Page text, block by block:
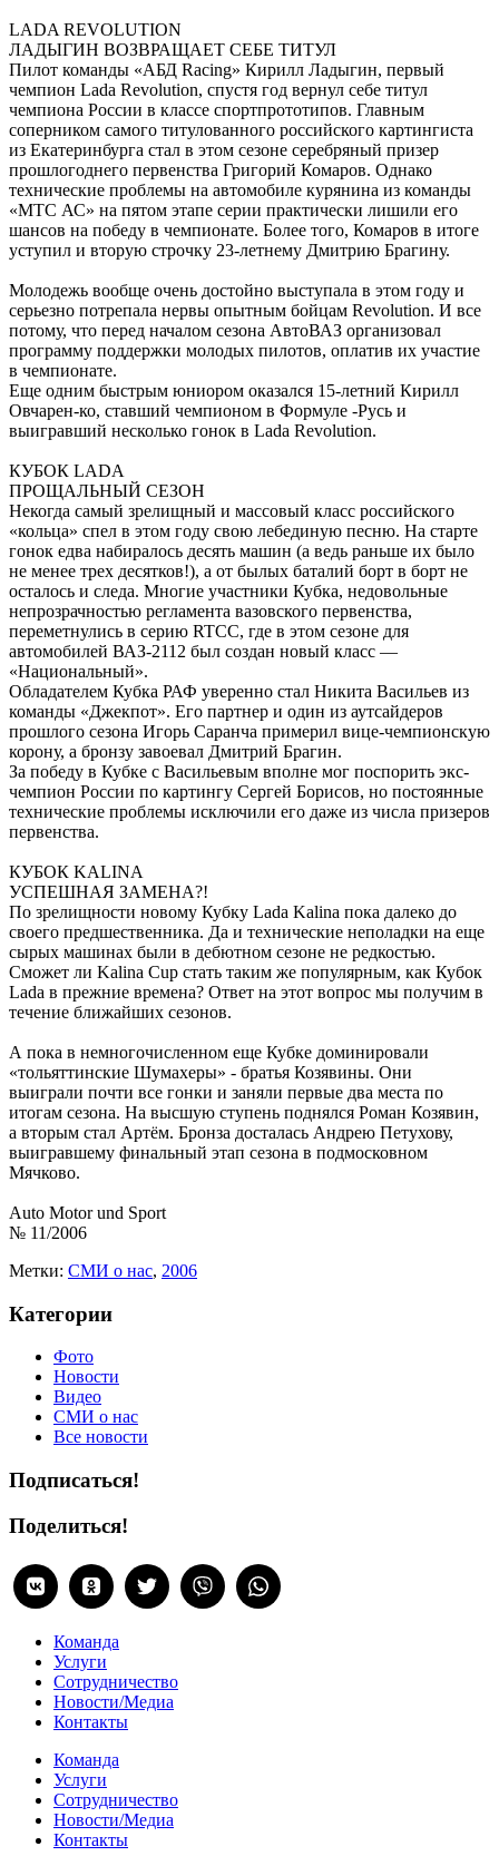
LADA REVOLUTION
ЛАДЫГИН ВОЗВРАЩАЕТ СЕБЕ ТИТУЛ
Пилот команды «АБД Racing» Кирилл Ладыгин, первый
чемпион Lada Revolution, спустя год вернул себе титул
чемпиона России в классе спортпрототипов. Главным
соперником самого титулованного российского картингиста
из Екатеринбурга стал в этом сезоне серебряный призер
прошлогоднего первенства Григорий Комаров. Однако
технические проблемы на автомобиле курянина из команды
«МТС АС» на пятом этапе серии практически лишили его
шансов на победу в чемпионате. Более того, Комаров в итоге
уступил и вторую строчку 23-летнему Дмитрию Брагину.
Молодежь вообще очень достойно выступала в этом году и
серьезно потрепала нервы опытным бойцам Revolution. И все
потому, что перед началом сезона АвтоВАЗ организовал
программу поддержки молодых пилотов, оплатив их участие
в чемпионате.
Еще одним быстрым юниором оказался 15-летний Кирилл
Овчарен-ко, ставший чемпионом в Формуле -Русь и
выигравший несколько гонок в Lada Revolution.
КУБОК LADA
ПРОЩАЛЬНЫЙ СЕЗОН
Некогда самый зрелищный и массовый класс российского
«кольца» спел в этом году свою лебединую песню. На старте
гонок едва набиралось десять машин (а ведь раньше их было
не менее трех десятков!), а от былых баталий борт в борт не
осталось и следа. Многие участники Кубка, недовольные
непрозрачностью регламента вазовского первенства,
переметнулись в серию RTCC, где в этом сезоне для
автомобилей ВАЗ-2112 был создан новый класс —
«Национальный».
Обладателем Кубка РАФ уверенно стал Никита Васильев из
команды «Джекпот». Его партнер и один из аутсайдеров
прошлого сезона Игорь Саранча примерил вице-чемпионскую
корону, а бронзу завоевал Дмитрий Брагин.
За победу в Кубке с Васильевым вполне мог поспорить экс-
чемпион России по картингу Сергей Борисов, но постоянные
технические проблемы исключили его даже из числа призеров
первенства.
КУБОК KALINA
УСПЕШНАЯ ЗАМЕНА?!
По зрелищности новому Кубку Lada Kalina пока далеко до
своего предшественника. Да и технические неполадки на еще
сырых машинах были в дебютном сезоне не редкостью.
Сможет ли Kalina Cup стать таким же популярным, как Кубок
Lada в прежние времена? Ответ на этот вопрос мы получим в
течение ближайших сезонов.
А пока в немногочисленном еще Кубке доминировали
«тольяттинские Шумахеры» - братья Козявины. Они
выиграли почти все гонки и заняли первые два места по
итогам сезона. На высшую ступень поднялся Роман Козявин,
а вторым стал Артём. Бронза досталась Андрею Петухову,
выигравшему финальный этап сезона в подмосковном
Мячково.
Auto Motor und Sport
№ 11/2006
Метки: CМИ о нас, 2006
Категории
Фото
Новости
Видео
СМИ о нас
Все новости
Подписаться!
Поделиться!
Команда
Услуги
Сотрудничество
Новости/Медиа
Контакты
Команда
Услуги
Сотрудничество
Новости/Медиа
Контакты